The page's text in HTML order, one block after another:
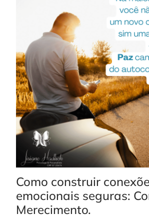
Como construir
emocionais seguras:
Merecimento.